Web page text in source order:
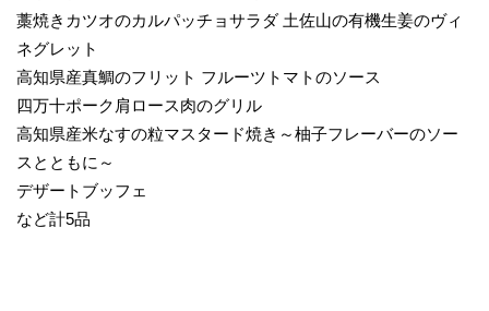
藁焼きカツオのカルパッチョサラダ 土佐山の有機生姜のヴィ
ネグレット
高知県産真鯛のフリット フルーツトマトのソース
四万十ポーク肩ロース肉のグリル
高知県産米なすの粒マスタード焼き～柚子フレーバーのソー
スとともに～
デザートブッフェ
など計5品